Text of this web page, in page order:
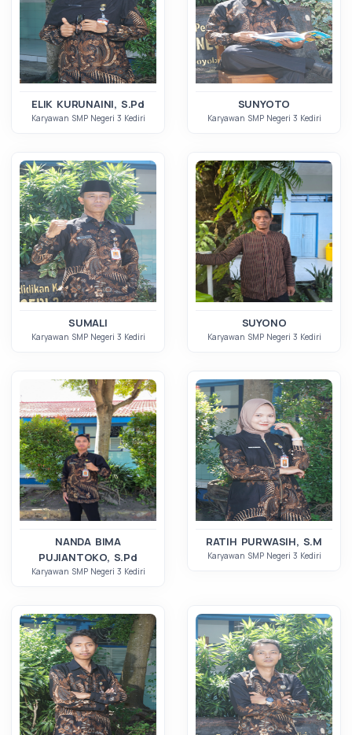
ELIK KURUNAINI, S.Pd
Karyawan SMP Negeri 3 Kediri
SUNYOTO
Karyawan SMP Negeri 3 Kediri
SUMALI
Karyawan SMP Negeri 3 Kediri
SUYONO
Karyawan SMP Negeri 3 Kediri
NANDA BIMA
PUJIANTOKO, S.Pd
Karyawan SMP Negeri 3 Kediri
RATIH PURWASIH, S.M
Karyawan SMP Negeri 3 Kediri